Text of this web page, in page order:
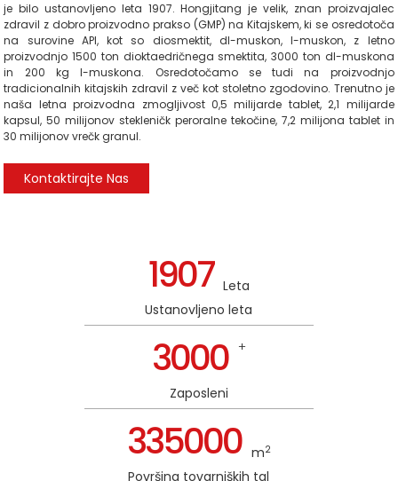
je bilo ustanovljeno leta 1907. Hongjitang je velik, znan proizvajalec
zdravil z dobro proizvodno prakso (GMP) na Kitajskem, ki se osredotoča
na surovine API, kot so diosmektit, dl-muskon, l-muskon, z letno
proizvodnjo 1500 ton dioktaedričnega smektita, 3000 ton dl-muskona
in 200 kg l-muskona. Osredotočamo se tudi na proizvodnjo
tradicionalnih kitajskih zdravil z več kot stoletno zgodovino. Trenutno je
naša letna proizvodna zmogljivost 0,5 milijarde tablet, 2,1 milijarde
kapsul, 50 milijonov stekleničk peroralne tekočine, 7,2 milijona tablet in
30 milijonov vrečk granul.
Kontaktirajte Nas
1907 Leta
Ustanovljeno leta
3000 +
Zaposleni
335000 m2
Površina tovarniških tal